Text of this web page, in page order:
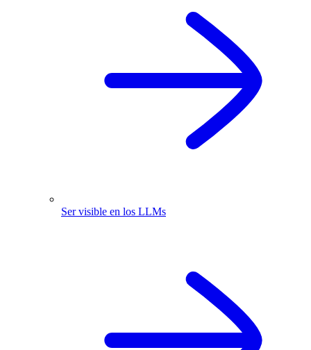
Ser visible en los LLMs